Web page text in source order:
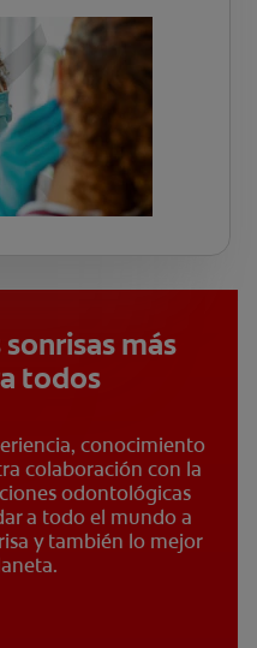
más
todos
conocimiento
colaboración con la
odontológicas
a todo el mundo a
y también lo mejor